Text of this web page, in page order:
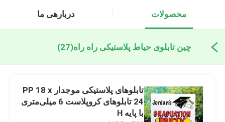
محصولات دربارهی ما
چین تابلوی حیاط پلاستیکی راه راه(27)
تابلوهای پلاستیکی موجدار PP 18 x
24 تابلوهای کروپلاست 6 میلی‌متری
با پایه H